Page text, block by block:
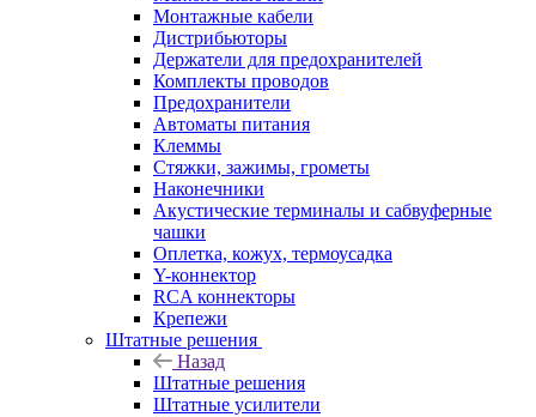
Монтажные кабели
Дистрибьюторы
Держатели для предохранителей
Комплекты проводов
Предохранители
Автоматы питания
Клеммы
Стяжки, зажимы, грометы
Наконечники
Акустические терминалы и сабвуферные
чашки
Оплетка, кожух, термоусадка
Y-коннектор
RCA коннекторы
Крепежи
Штатные решения
Назад
Штатные решения
Штатные усилители